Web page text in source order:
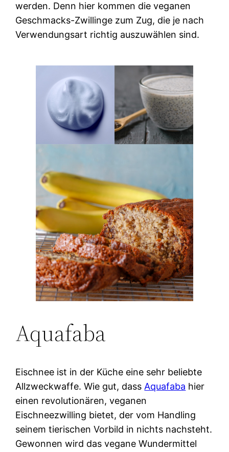
werden. Denn hier kommen die veganen
Geschmacks-Zwillinge zum Zug, die je nach
Verwendungsart richtig auszuwählen sind.
Aquafaba
Eischnee ist in der Küche eine sehr beliebte
Allzweckwaffe. Wie gut, dass Aquafaba hier
einen revolutionären, veganen
Eischneezwilling bietet, der vom Handling
seinem tierischen Vorbild in nichts nachsteht.
Gewonnen wird das vegane Wundermittel